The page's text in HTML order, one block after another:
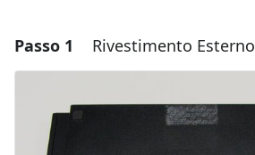
Passo 1 Rivestimento Esterno